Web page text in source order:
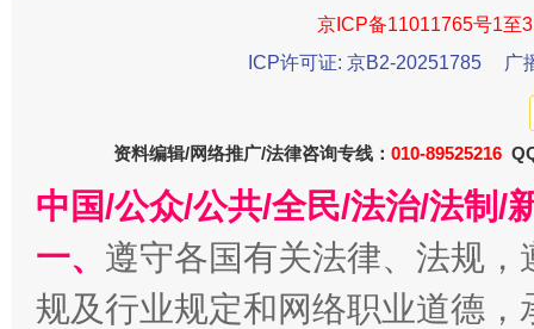
京ICP备11011765号1至
ICP许可证: 京B2-20251785
广
资料编辑/网络推广/法律咨询专线： 010-89525216
中国/公众/公共/全民/法治/法制/
一、 遵守各国有关法律、法规
规及行业规定和网络职业道德